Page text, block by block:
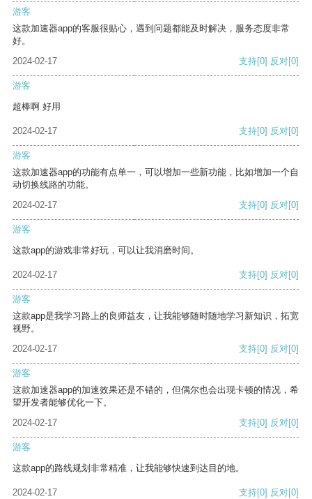
游客
这款加速器app的客服很贴心，遇到问题都能及时解决，服务态度非常
好。
2024-02-17
支持[0] 反对[0]
游客
超棒啊 好用
2024-02-17 支持[0] 反对[0]
游客
这款加速器app的功能有点单一，可以增加一些新功能，比如增加一个自
动切换线路的功能。
2024-02-17
支持[0] 反对[0]
游客
这款app的游戏非常好玩，可以让我消磨时间。
2024-02-17 支持[0] 反对[0]
游客
这款app是我学习路上的良师益友，让我能够随时随地学习新知识，拓宽
视野。
2024-02-17
支持[0] 反对[0]
游客
这款加速器app的加速效果还是不错的，但偶尔也会出现卡顿的情况，希
望开发者能够优化一下。
2024-02-17
支持[0] 反对[0]
游客
这款app的路线规划非常精准，让我能够快速到达目的地。
2024-02-17 支持[0] 反对[0]